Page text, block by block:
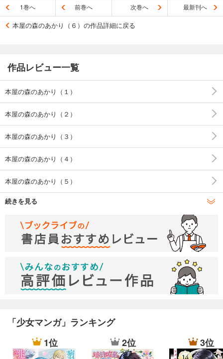
1巻へ 前巻へ 次巻へ 最新刊へ
本屋の森のあかり（６）の作品詳細に戻る
作品レビュー一覧
本屋の森のあかり（１）
本屋の森のあかり（２）
本屋の森のあかり（３）
本屋の森のあかり（４）
本屋の森のあかり（５）
本屋の森のあかり（６）
本屋の森のあかり（７）
本屋の森のあかり（８）
本屋の森のあかり（９）
本屋の森のあかり（１０）
本屋の森のあかり（１１）
本屋の森のあかり（１２）
続きを見る
「少女マンガ」ランキング
1位
2位 3位